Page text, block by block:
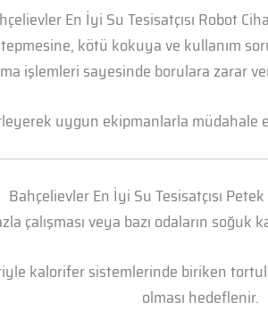
En İyi Su Tesisatçısı Robot
kötü kokuya ve kullanım
işlemleri sayesinde borulara zarar
uygun ekipmanlarla müdahale
Bahçelievler En İyi Su Tesisatçısı
çalışması veya bazı odaların
kalorifer sistemlerinde biriken
olması hedeflenir.